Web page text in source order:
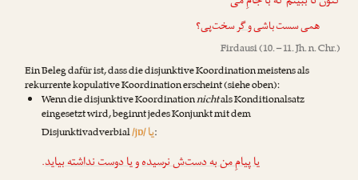
همی سست باشیو گرسخت‌پی؟
Firdausi(10. – 11. Jh. n. Chr.)
Ein Beleg dafür ist, dass die disjunktive Koordination meistens als
rekurrente kopulative Koordination erscheint (siehe oben):
Wenn die disjunktive Koordinationnichtals Konditionalsatz
eingesetzt wird, beginnt jedes Konjunkt mit dem
Disjunktivadverbial/jɒ/یا:
یا پیامِ من به دست‌ش نرسیدهویا دوست نداشته بیاید.